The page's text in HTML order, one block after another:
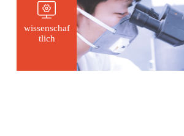
wissenschaf
tlich